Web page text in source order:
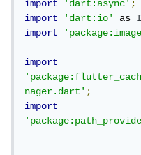
import 'dart:async';
import
'dart:io' as
import
import
nager.dart';
import